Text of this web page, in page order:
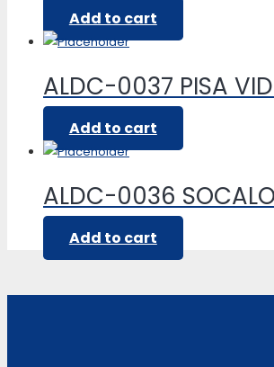
Add to cart
ALDC-0037 PISA
Add to cart
ALDC-0036
Add to cart